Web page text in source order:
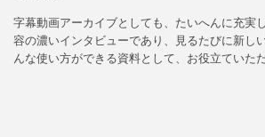
字幕動画アーカイブとしても、たいへんに充実
容の濃いインタビューであり、見るたびに新し
んな使い方ができる資料として、お役立ていた